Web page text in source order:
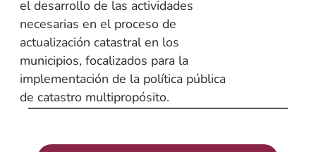
el desarrollo de las actividades
necesarias en el proceso de
actualización catastral en los
municipios, focalizados para la
implementación de la política pública
de catastro multipropósito.